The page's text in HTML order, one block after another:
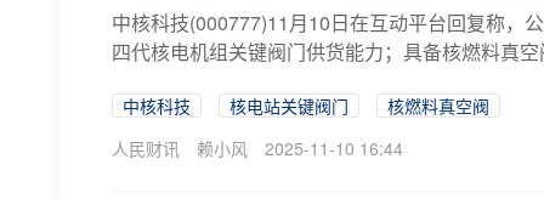
中核科技(000777)11月10日在互动平台回复称，
四代核电机组关键阀门供货能力；具备核燃料真
中核科技 核电站关键阀门
核燃料真空阀
人民财讯
赖小风 2025-11-10 16:44